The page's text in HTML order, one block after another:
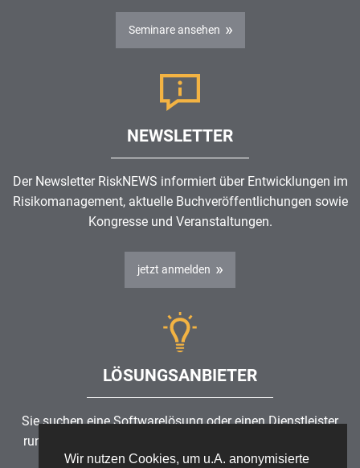
Wir nutzen Cookies, um u.A. anonymisierte
Seminare ansehen
NEWSLETTER
Der Newsletter RiskNEWS informiert über Entwicklungen im
Risikomanagement, aktuelle Buchveröffentlichungen sowie
Kongresse und Veranstaltungen.
jetzt anmelden
LÖSUNGSANBIETER
Sie suchen eine Softwarelösung oder einen Dienstleister
rund um die Themen
ISMS?